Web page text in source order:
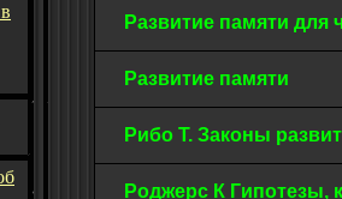
Развитие памяти для
Развитие памяти
Рибо Т. Законы
Роджерс К Гипотезы,